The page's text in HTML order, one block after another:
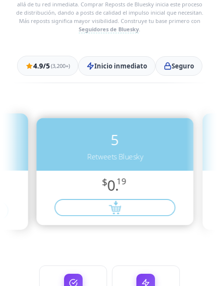
allá de tu red inmediata. Comprar Reposts de Bluesky inicia este proceso
de distribución, dando a posts de calidad el impulso inicial que necesitan.
Más reposts significa mayor visibilidad. Construye tu base primero con
Seguidores de Bluesky.
4.9/5(3,200+) Inicio inmediato Seguro
5
Retweets Bluesky
$0.19